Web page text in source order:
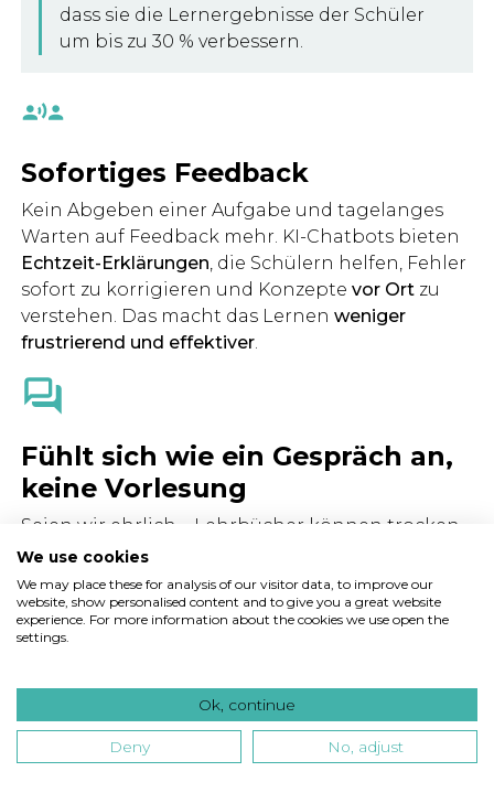
dass sie die Lernergebnisse der Schüler
um bis zu 30 % verbessern.
Sofortiges Feedback
Kein Abgeben einer Aufgabe und tagelanges
Warten auf Feedback mehr. KI-Chatbots bieten
Echtzeit-Erklärungen , die Schülern helfen, Fehler
sofort zu korrigieren und Konzepte vor Ortzu
verstehen. Das macht das Lernen weniger
frustrierend und effektiver.
Fühlt sich wie ein Gespräch an,
keine Vorlesung
Seien wir ehrlich – Lehrbücher können trocken
sein, und selbst Videolektionen sind nicht
interaktiv. Chatbots verwandeln das Lernen in
einZwei-Wege-Gespräch, wodurch es einfacher
wird, engagiert zu bleiben und Informationen
Nachhilfe ohne den hohen Preis
We use cookies
We may place these for analysis of our visitor data, to improve our
website, show personalised content and to give you a great website
experience. For more information about the cookies we use open the
settings.
Ok, continue
Deny No, adjust